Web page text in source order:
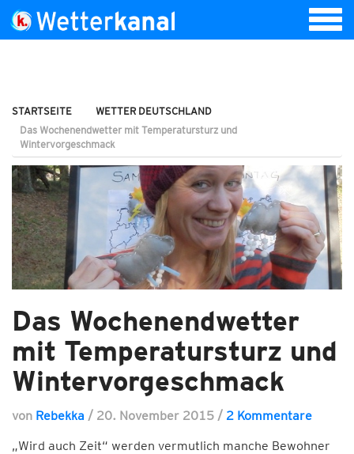
STARTSEITE
WETTER DEUTSCHLAND
Das Wochenendwetter mit Temperatursturz und
Wintervorgeschmack
Das Wochenendwetter
mit Temperatursturz und
Wintervorgeschmack
von Rebekka / 20. November 2015 / 2 Kommentare
„Wird auch Zeit“ werden vermutlich manche Bewohner